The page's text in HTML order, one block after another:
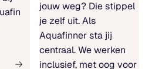
jouw weg? Die stippel
je zelf uit. Als
Aquafinner sta jij
centraal. We werken
inclusief, met oog voor